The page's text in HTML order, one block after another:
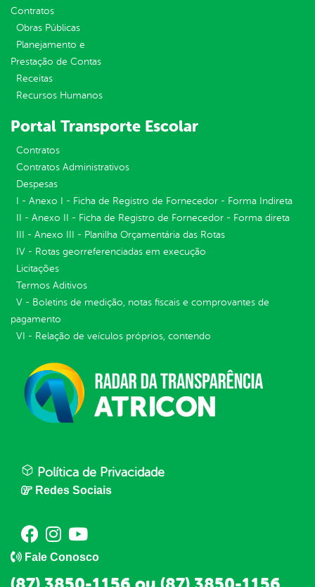
Contratos
Obras Públicas
Planejamento e
Prestação de Contas
Receitas
Recursos Humanos
Portal Transporte Escolar
Contratos
Contratos Administrativos
Despesas
I - Anexo I - Ficha de Registro de Fornecedor - Forma Indireta
II - Anexo II - Ficha de Registro de Fornecedor - Forma direta
III - Anexo III - Planilha Orçamentária das Rotas
IV - Rotas georreferenciadas em execução
Licitações
Termos Aditivos
V - Boletins de medição, notas fiscais e comprovantes de
pagamento
VI - Relação de veículos próprios, contendo
Política de Privacidade
Redes Sociais
Fale Conosco